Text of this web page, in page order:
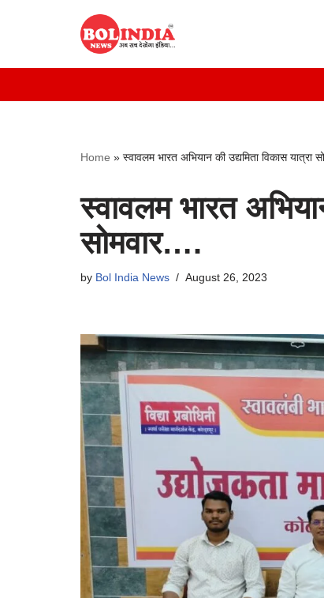
to
Home » स्वावलम भारत अभियान की उद्यमिता विकास यात्रा
स्वावलम भारत
सोमवार….
by Bol India News August 26, 2023